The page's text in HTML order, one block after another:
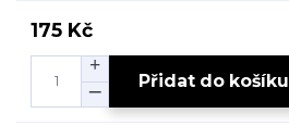
175 Kč
Přidat do košíku